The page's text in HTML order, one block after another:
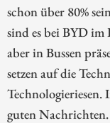
schon über 80%
sind es bei BYD
aber in Bussen
setzen auf die
guten